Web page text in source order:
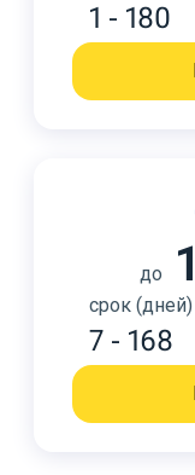
1 - 180
до
срок (дней)
7 - 168